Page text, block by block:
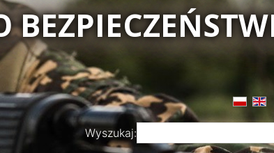
Przejdź
Przejdź
Wyszukaj: